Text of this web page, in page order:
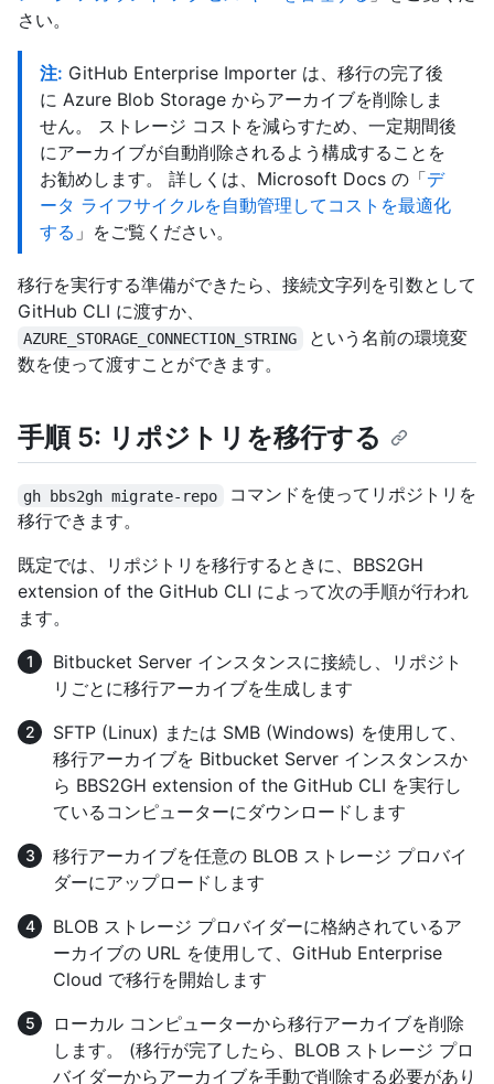
さい。
注: GitHub Enterprise Importer は、移行の完了後
に Azure Blob Storage からアーカイブを削除しま
せん。 ストレージ コストを減らすため、一定期間後
にアーカイブが自動削除されるよう構成することを
お勧めします。 詳しくは、Microsoft Docs の「デ
ータ ライフサイクルを自動管理してコストを最適化
する 」をご覧ください。
移行を実行する準備ができたら、接続文字列を引数として
GitHub CLI に渡すか、
AZURE_STORAGE_CONNECTION_STRING
という名前の環境変
数を使って渡すことができます。
手順 5: リポジトリを移行する
gh bbs2gh migrate-repo
コマンドを使ってリポジトリを
移行できます。
既定では、リポジトリを移行するときに、BBS2GH
extension of the GitHub CLI によって次の手順が行われ
ます。
Bitbucket Server インスタンスに接続し、リポジト
リごとに移行アーカイブを生成します
SFTP (Linux) または SMB (Windows) を使用して、
移行アーカイブを Bitbucket Server インスタンスか
ら BBS2GH extension of the GitHub CLI を実行し
ているコンピューターにダウンロードします
移行アーカイブを任意の BLOB ストレージ プロバイ
ダーにアップロードします
BLOB ストレージ プロバイダーに格納されているア
ーカイブの URL を使用して、GitHub Enterprise
Cloud で移行を開始します
ローカル コンピューターから移行アーカイブを削除
します。 (移行が完了したら、BLOB ストレージ プロ
バイダーからアーカイブを手動で削除する必要があり